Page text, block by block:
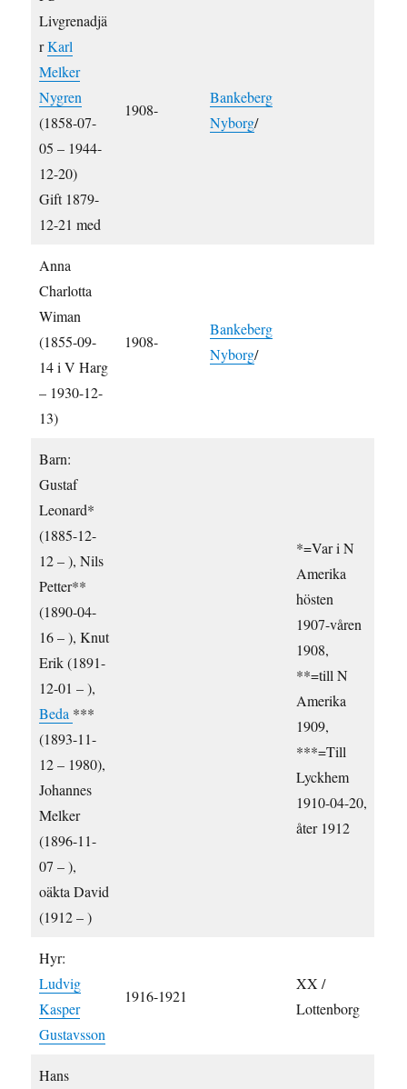
Livgrenadjä
rKarl
Melker
Nygren
(1858-07-
05 – 1944-
12-20)
Gift 1879-
12-21 med
1908-
Bankeberg
Nyborg/
Anna
Charlotta
Wiman
(1855-09-
14 i V Harg
– 1930-12-
13)
1908-
Bankeberg
Nyborg/
Barn:
Gustaf
Leonard*
(1885-12-
12 – ), Nils
Petter**
(1890-04-
16 – ), Knut
Erik (1891-
12-01 – ),
Beda ***
(1893-11-
12 – 1980),
Johannes
Melker
(1896-11-
07 – ),
oäkta David
(1912 – )
*=Var i N
Amerika
hösten
1907-våren
1908,
**=till N
Amerika
1909,
***=Till
Lyckhem
1910-04-20,
åter 1912
Hyr:
Ludvig
Kasper
Gustavsson
1916-1921
XX /
Lottenborg
Hans